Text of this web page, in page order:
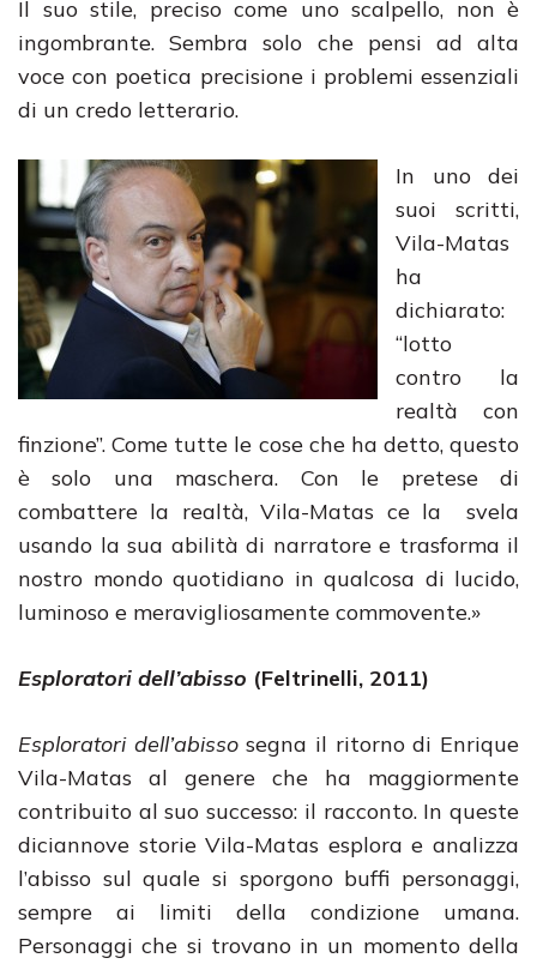
Il suo stile, preciso come uno scalpello, non è
ingombrante. Sembra solo che pensi ad alta
voce con poetica precisione i problemi essenziali
di un credo letterario.
In uno dei
suoi scritti,
Vila-Matas
ha
dichiarato:
“lotto
contro la
realtà con
finzione”. Come tutte le cose che ha detto, questo
è solo una maschera. Con le pretese di
combattere la realtà, Vila-Matas ce la svela
usando la sua abilità di narratore e trasforma il
nostro mondo quotidiano in qualcosa di lucido,
luminoso e meravigliosamente commovente.»
Esploratori dell’abisso (Feltrinelli, 2011)
Esploratori dell’abissosegna il ritorno di Enrique
Vila-Matas al genere che ha maggiormente
contribuito al suo successo: il racconto. In queste
diciannove storie Vila-Matas esplora e analizza
l’abisso sul quale si sporgono buffi personaggi,
sempre ai limiti della condizione umana.
Personaggi che si trovano in un momento della